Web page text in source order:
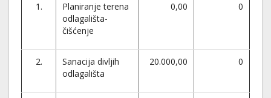
1.
Planiranje terena
odlagališta-
čišćenje
0,00 0
2.
Sanacija divljih
odlagališta
20.000,00 0